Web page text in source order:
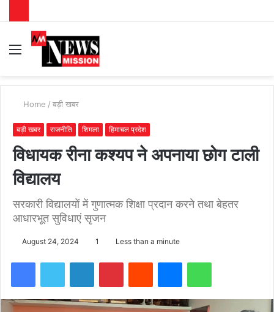
Menu
Home / बड़ी खबर
बड़ी खबर राजनीति शिमला हिमाचल प्रदेश
विधायक रीना कश्यप ने अपनाया छोग टाली
विद्यालय
सरकारी विद्यालयों में गुणात्मक शिक्षा प्रदान करने तथा बेहतर
आधारभूत सुविधाएं सृजन
August 24, 2024 1 Less than a minute